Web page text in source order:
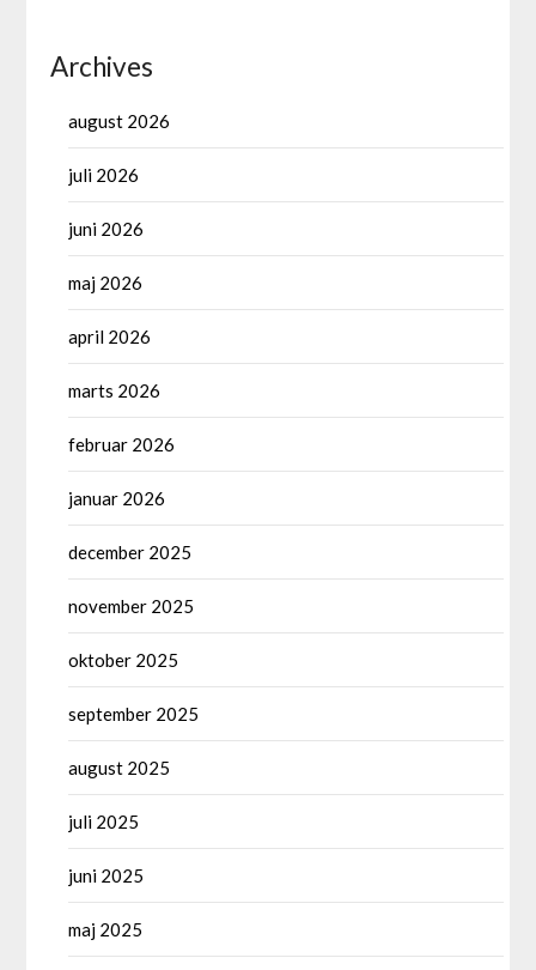
Archives
august 2026
juli 2026
juni 2026
maj 2026
april 2026
marts 2026
februar 2026
januar 2026
december 2025
november 2025
oktober 2025
september 2025
august 2025
juli 2025
juni 2025
maj 2025